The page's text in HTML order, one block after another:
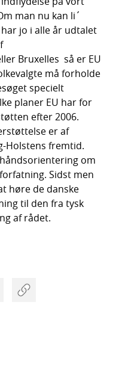
man nu kan li´
har jo i alle år udtalet
Bruxelles  så er EU
må forholde
specielt
planer EU har for
efter 2006.
er af
Holstens fremtid.
om
Sidst men
høre de danske
til den fra tysk
af rådet.